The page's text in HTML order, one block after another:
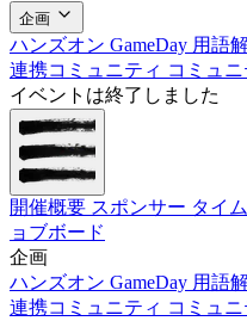
企画
ハンズオン GameDay 用語
連携コミュニティ コミュ
イベントは終了しました
開催概要 スポンサー タイ
ョブボード
企画
ハンズオン GameDay 用語
連携コミュニティ コミュ